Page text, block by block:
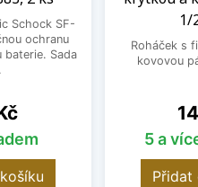
Schock SF-
ochranu
baterie. Sada
1/
Roháček s
kovovou
5 a
Přidat